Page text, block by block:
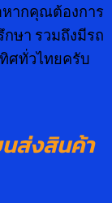
ากคุณต้องการ
ษา รวมถึงมีรถ
ศทั่วไทยครับ
ส่งสินค้า